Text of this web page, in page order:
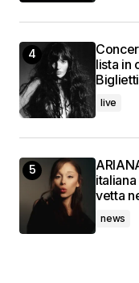
lista in
live
vetta
news